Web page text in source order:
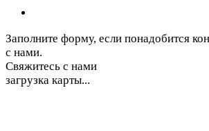
Заполните форму, если понадобится
с нами.
Свяжитесь с нами
загрузка карты...